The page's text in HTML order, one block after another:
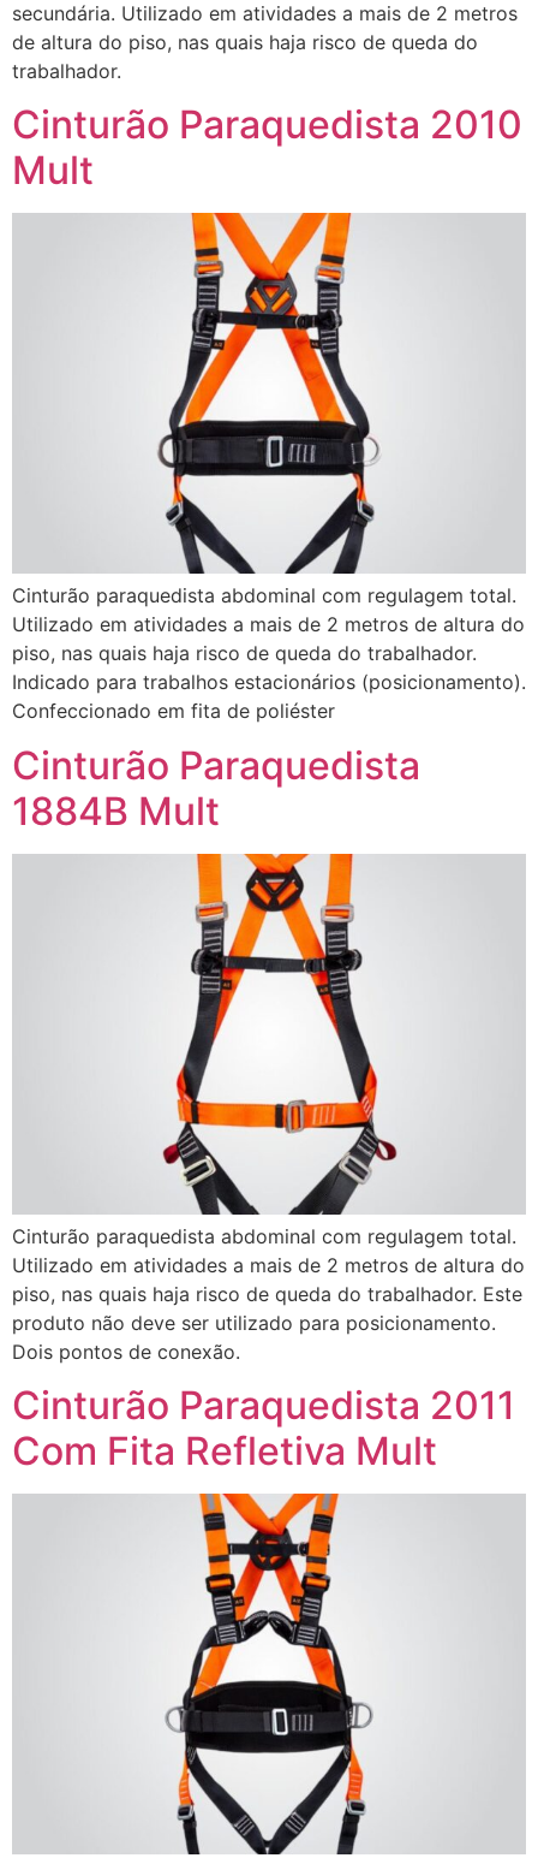
secundária. Utilizado em atividades a mais de 2 metros
de altura do piso, nas quais haja risco de queda do
trabalhador.
Cinturão Paraquedista 2010
Mult
Cinturão paraquedista abdominal com regulagem total.
Utilizado em atividades a mais de 2 metros de altura do
piso, nas quais haja risco de queda do trabalhador.
Indicado para trabalhos estacionários (posicionamento).
Confeccionado em fita de poliéster
Cinturão Paraquedista
1884B Mult
Cinturão paraquedista abdominal com regulagem total.
Utilizado em atividades a mais de 2 metros de altura do
piso, nas quais haja risco de queda do trabalhador. Este
produto não deve ser utilizado para posicionamento.
Dois pontos de conexão.
Cinturão Paraquedista 2011
Com Fita Refletiva Mult